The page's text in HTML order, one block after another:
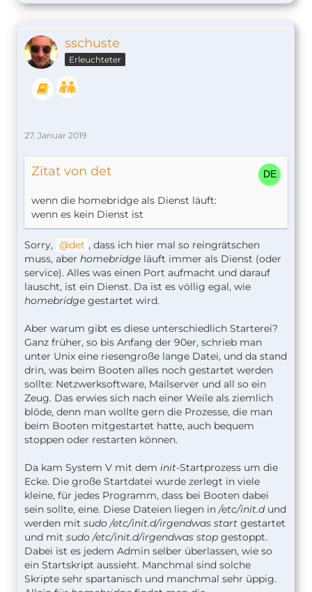
sschuste
Erleuchteter
27. Januar 2019
Zitat von det
wenn die homebridge als Dienst läuft:
wenn es kein Dienst ist
Sorry, det , dass ich hier mal so reingrätschen
muss, aber homebridge läuft immer als Dienst (oder
service). Alles was einen Port aufmacht und darauf
lauscht, ist ein Dienst. Da ist es völlig egal, wie
homebridge gestartet wird.
Aber warum gibt es diese unterschiedlich Starterei?
Ganz früher, so bis Anfang der 90er, schrieb man
unter Unix eine riesengroße lange Datei, und da stand
drin, was beim Booten alles noch gestartet werden
sollte: Netzwerksoftware, Mailserver und all so ein
Zeug. Das erwies sich nach einer Weile als ziemlich
blöde, denn man wollte gern die Prozesse, die man
beim Booten mitgestartet hatte, auch bequem
stoppen oder restarten können.
Da kam System V mit dem init-Startprozess um die
Ecke. Die große Startdatei wurde zerlegt in viele
kleine, für jedes Programm, dass bei Booten dabei
sein sollte, eine. Diese Dateien liegen in/etc/init.dund
werden mit sudo /etc/init.d/irgendwas start gestartet
und mit sudo /etc/init.d/irgendwas stop gestoppt.
Dabei ist es jedem Admin selber überlassen, wie so
ein Startskript aussieht. Manchmal sind solche
Skripte sehr spartanisch und manchmal sehr üppig.